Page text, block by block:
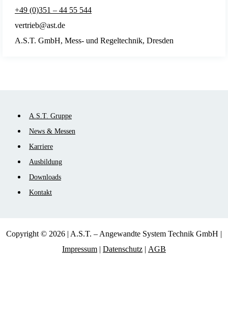
+49 (0)351 – 44 55 544
vertrieb@ast.de
A.S.T. GmbH, Mess- und Regeltechnik, Dresden
Navigation
überspringen
A.S.T. Gruppe
News & Messen
Karriere
Ausbildung
Downloads
Kontakt
Copyright © 2026 | A.S.T. – Angewandte System Technik GmbH |
Impressum | Datenschutz | AGB